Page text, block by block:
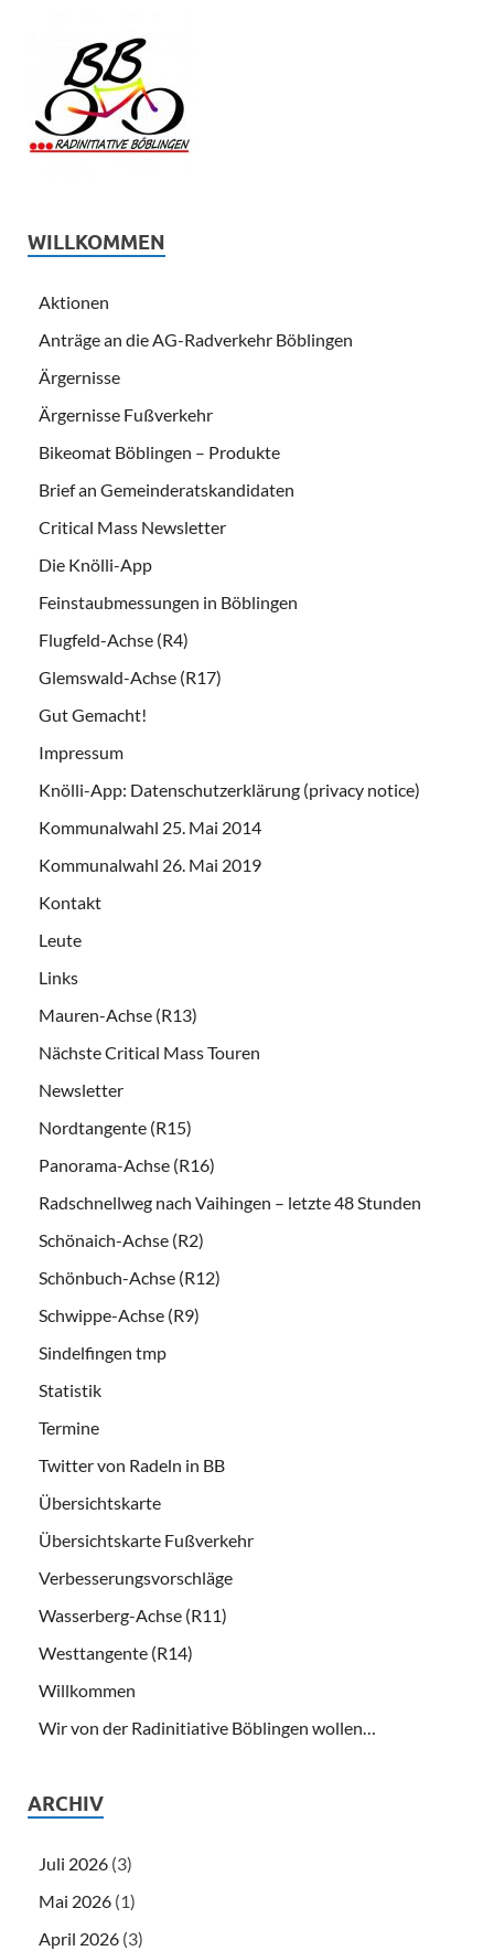
WILLKOMMEN
Aktionen
Anträge an die AG-Radverkehr Böblingen
Ärgernisse
Ärgernisse Fußverkehr
Bikeomat Böblingen – Produkte
Brief an Gemeinderatskandidaten
Critical Mass Newsletter
Die Knölli-App
Feinstaubmessungen in Böblingen
Flugfeld-Achse (R4)
Glemswald-Achse (R17)
Gut Gemacht!
Impressum
Knölli-App: Datenschutzerklärung (privacy notice)
Kommunalwahl 25. Mai 2014
Kommunalwahl 26. Mai 2019
Kontakt
Leute
Links
Mauren-Achse (R13)
Nächste Critical Mass Touren
Newsletter
Nordtangente (R15)
Panorama-Achse (R16)
Radschnellweg nach Vaihingen – letzte 48 Stunden
Schönaich-Achse (R2)
Schönbuch-Achse (R12)
Schwippe-Achse (R9)
Sindelfingen tmp
Statistik
Termine
Twitter von Radeln in BB
Übersichtskarte
Übersichtskarte Fußverkehr
Verbesserungsvorschläge
Wasserberg-Achse (R11)
Westtangente (R14)
Willkommen
Wir von der Radinitiative Böblingen wollen…
ARCHIV
Juli 2026 (3)
Mai 2026 (1)
April 2026 (3)